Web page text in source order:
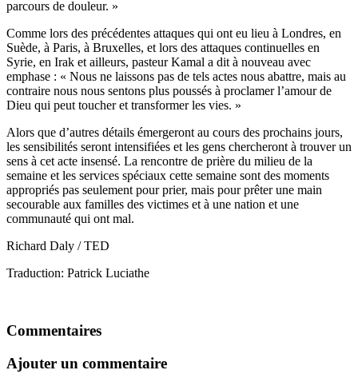
parcours de douleur. »
Comme lors des précédentes attaques qui ont eu lieu à Londres, en
Suède, à Paris, à Bruxelles, et lors des attaques continuelles en
Syrie, en Irak et ailleurs, pasteur Kamal a dit à nouveau avec
emphase : « Nous ne laissons pas de tels actes nous abattre, mais au
contraire nous nous sentons plus poussés à proclamer l’amour de
Dieu qui peut toucher et transformer les vies. »
Alors que d’autres détails émergeront au cours des prochains jours,
les sensibilités seront intensifiées et les gens chercheront à trouver un
sens à cet acte insensé. La rencontre de prière du milieu de la
semaine et les services spéciaux cette semaine sont des moments
appropriés pas seulement pour prier, mais pour prêter une main
secourable aux familles des victimes et à une nation et une
communauté qui ont mal.
Richard Daly / TED
Traduction: Patrick Luciathe
Commentaires
Ajouter un commentaire